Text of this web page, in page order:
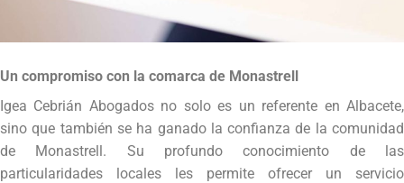
Un compromiso con la comarca de Monastrell
Igea Cebrián Abogados no solo es un referente en Albacete,
sino que también se ha ganado la confianza de la comunidad
de Monastrell. Su profundo conocimiento de las
particularidades locales les permite ofrecer un servicio